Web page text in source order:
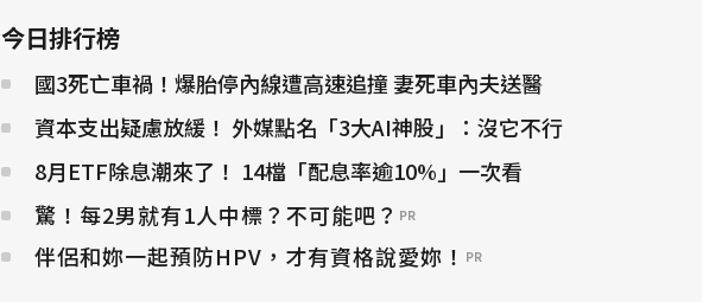
今日排行榜
國3死亡車禍！爆胎停內線遭高速追撞 妻死車內夫送醫
資本支出疑慮放緩！ 外媒點名「3大AI神股」：沒它不行
8月ETF除息潮來了！ 14檔「配息率逾10%」一次看
驚！每2男就有1人中標？不可能吧？ PR
伴侶和妳一起預防HPV，才有資格說愛妳！ PR